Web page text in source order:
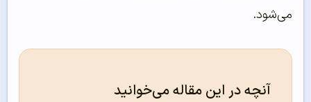
می‌شود.
آنچه در این مقاله می‌خوانید